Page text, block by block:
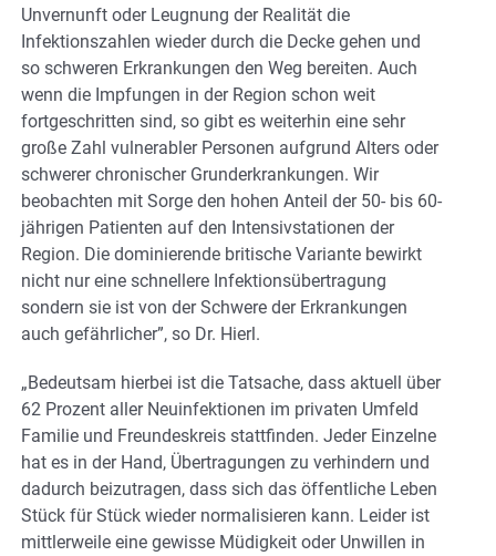
Unvernunft oder Leugnung der Realität die
Infektionszahlen wieder durch die Decke gehen und
so schweren Erkrankungen den Weg bereiten. Auch
wenn die Impfungen in der Region schon weit
fortgeschritten sind, so gibt es weiterhin eine sehr
große Zahl vulnerabler Personen aufgrund Alters oder
schwerer chronischer Grunderkrankungen. Wir
beobachten mit Sorge den hohen Anteil der 50- bis 60-
jährigen Patienten auf den Intensivstationen der
Region. Die dominierende britische Variante bewirkt
nicht nur eine schnellere Infektionsübertragung
sondern sie ist von der Schwere der Erkrankungen
auch gefährlicher”, so Dr. Hierl.
„Bedeutsam hierbei ist die Tatsache, dass aktuell über
62 Prozent aller Neuinfektionen im privaten Umfeld
Familie und Freundeskreis stattfinden. Jeder Einzelne
hat es in der Hand, Übertragungen zu verhindern und
dadurch beizutragen, dass sich das öffentliche Leben
Stück für Stück wieder normalisieren kann. Leider ist
mittlerweile eine gewisse Müdigkeit oder Unwillen in